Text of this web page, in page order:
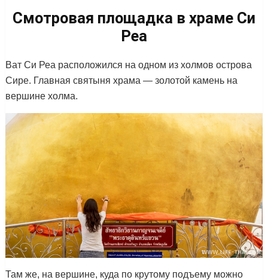
Смотровая площадка в храме Си
Реа
Ват Си Реа расположился на одном из холмов острова
Сире. Главная святыня храма — золотой камень на
вершине холма.
Там же, на вершине, куда по крутому подъему можно